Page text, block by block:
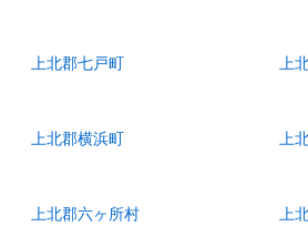
上北郡七戸町 上
上北郡横浜町 上
上北郡六ヶ所村 上